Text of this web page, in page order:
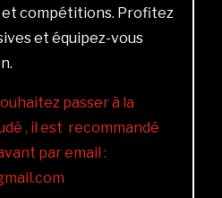
compétitions. Profitez
et équipez-vous
passer à la
, il est recommandé
par email :